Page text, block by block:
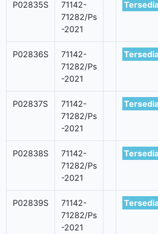
P02835S
71142-
71282/Ps
-2021
P02836S
71142-
71282/Ps
-2021
P02837S
71142-
71282/Ps
-2021
P02838S
71142-
71282/Ps
-2021
P02839S
71142-
71282/Ps
-2021